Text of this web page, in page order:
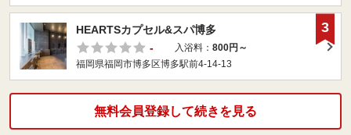
HEARTSカプセル&スパ博多
-
入浴料： 800円～
福岡県福岡市博多区博多駅前4-14-13
3
無料会員登録して続きを見る